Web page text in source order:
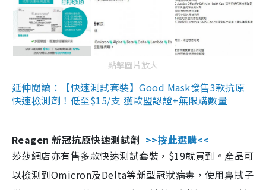
點擊圖片放大
延伸閱讀：【快速測試套裝】Good Mask發售3款抗原
快速檢測劑！低至$15/支 獲歐盟認證+無限購數量
Reagen 新冠抗原快速測試劑 >>按此選購<<
莎莎網店亦有售多款快速測試套裝，$19就買到。產品可
以檢測到Omicron及Delta等新型冠狀病毒，使用鼻拭子